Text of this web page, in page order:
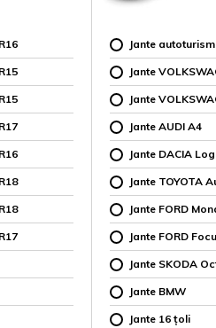
Jante
Jante
Jante
Jante AUDI A4
Jante DACIA
Jante TOYOTA
Jante FORD
Jante FORD
Jante SKODA
Jante BMW
Jante 16 țoli